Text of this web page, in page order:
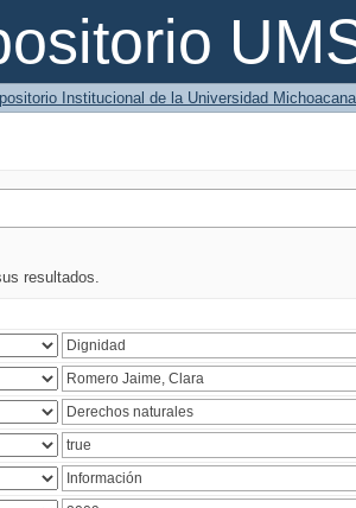
Institucional de la Universidad
resultados.